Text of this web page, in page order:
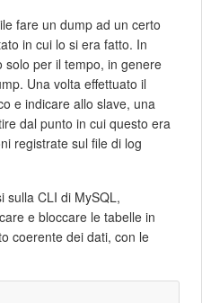
fare un dump ad un certo
in cui lo si era fatto. In
solo per il tempo, in genere
Una volta effettuato il
e indicare allo slave, una
dal punto in cui questo era
registrate sul file di log
sulla CLI di MySQL,
e bloccare le tabelle in
coerente dei dati, con le